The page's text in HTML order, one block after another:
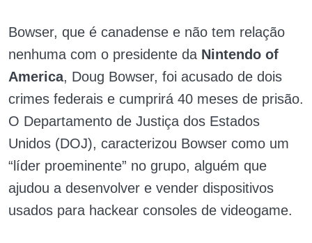
Bowser, que é canadense e não tem relação
nenhuma com o presidente da Nintendo of
America, Doug Bowser, foi acusado de dois
crimes federais e cumprirá 40 meses de prisão.
O Departamento de Justiça dos Estados
Unidos (DOJ), caracterizou Bowser como um
“líder proeminente” no grupo, alguém que
ajudou a desenvolver e vender dispositivos
usados ​​para hackear consoles de videogame.